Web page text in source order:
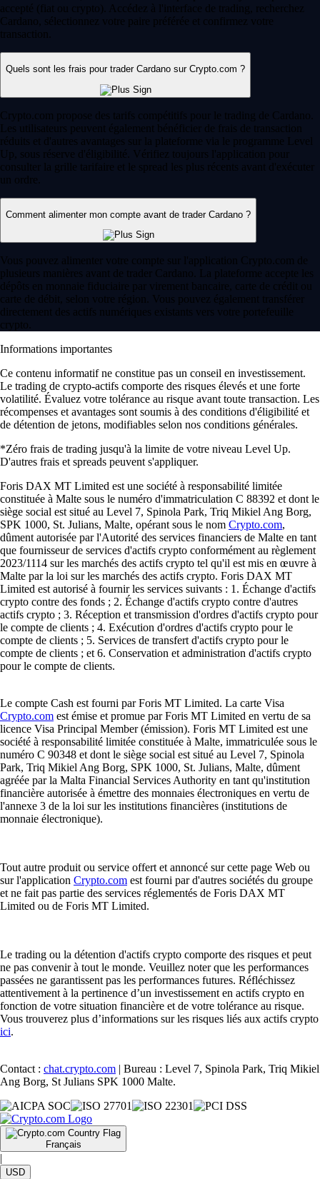
accepté (fiat ou crypto). Accédez à l'interface de trading, recherchez
Cardano, sélectionnez votre paire préférée et confirmez votre
transaction.
Quels sont les frais pour trader Cardano sur Crypto.com ?
Crypto.com propose des tarifs compétitifs pour le trading de Cardano.
Les utilisateurs peuvent également bénéficier de frais de transaction
réduits et d'autres avantages sur la plateforme via le programme Level
Up, sous réserve d'éligibilité. Vérifiez toujours l'application pour
consulter la grille tarifaire et le spread les plus récents avant d'exécuter
un ordre.
Comment alimenter mon compte avant de trader Cardano ?
Vous pouvez alimenter votre compte sur l'application Crypto.com de
plusieurs manières avant de trader Cardano. La plateforme accepte les
dépôts en monnaie fiduciaire par virement bancaire, carte de crédit ou
carte de débit, selon votre région. Vous pouvez également transférer
directement des actifs numériques existants vers votre portefeuille
crypto.
Informations importantes
Ce contenu informatif ne constitue pas un conseil en investissement.
Le trading de crypto-actifs comporte des risques élevés et une forte
volatilité. Évaluez votre tolérance au risque avant toute transaction. Les
récompenses et avantages sont soumis à des conditions d'éligibilité et
de détention de jetons, modifiables selon nos conditions générales.
*Zéro frais de trading jusqu'à la limite de votre niveau Level Up.
D'autres frais et spreads peuvent s'appliquer.
Foris DAX MT Limited est une société à responsabilité limitée
constituée à Malte sous le numéro d'immatriculation C 88392 et dont le
siège social est situé au Level 7, Spinola Park, Triq Mikiel Ang Borg,
SPK 1000, St. Julians, Malte, opérant sous le nom Crypto.com,
dûment autorisée par l'Autorité des services financiers de Malte en tant
que fournisseur de services d'actifs crypto conformément au règlement
2023/1114 sur les marchés des actifs crypto tel qu'il est mis en œuvre à
Malte par la loi sur les marchés des actifs crypto. Foris DAX MT
Limited est autorisé à fournir les services suivants : 1. Échange d'actifs
crypto contre des fonds ; 2. Échange d'actifs crypto contre d'autres
actifs crypto ; 3. Réception et transmission d'ordres d'actifs crypto pour
le compte de clients ; 4. Exécution d'ordres d'actifs crypto pour le
compte de clients ; 5. Services de transfert d'actifs crypto pour le
compte de clients ; et 6. Conservation et administration d'actifs crypto
pour le compte de clients.
Le compte Cash est fourni par Foris MT Limited. La carte Visa
Crypto.com est émise et promue par Foris MT Limited en vertu de sa
licence Visa Principal Member (émission). Foris MT Limited est une
société à responsabilité limitée constituée à Malte, immatriculée sous le
numéro C 90348 et dont le siège social est situé au Level 7, Spinola
Park, Triq Mikiel Ang Borg, SPK 1000, St. Julians, Malte, dûment
agréée par la Malta Financial Services Authority en tant qu'institution
financière autorisée à émettre des monnaies électroniques en vertu de
l'annexe 3 de la loi sur les institutions financières (institutions de
monnaie électronique).
Tout autre produit ou service offert et annoncé sur cette page Web ou
sur l'application Crypto.com est fourni par d'autres sociétés du groupe
et ne fait pas partie des services réglementés de Foris DAX MT
Limited ou de Foris MT Limited.
Le trading ou la détention d'actifs crypto comporte des risques et peut
ne pas convenir à tout le monde. Veuillez noter que les performances
passées ne garantissent pas les performances futures. Réfléchissez
attentivement à la pertinence d’un investissement en actifs crypto en
fonction de votre situation financière et de votre tolérance au risque.
Vous trouverez plus d’informations sur les risques liés aux actifs crypto
ici.
Contact : chat.crypto.com | Bureau : Level 7, Spinola Park, Triq Mikiel
Ang Borg, St Julians SPK 1000 Malte.
Français
|
USD